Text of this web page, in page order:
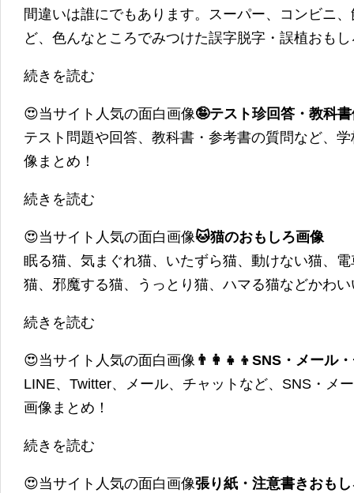
間違いは誰にでもあります。スーパー、コンビニ
ど、色んなところでみつけた誤字脱字・誤植おも
続きを読む
😍当サイト人気の面白画像🤪テスト珍回答・教科
テスト問題や回答、教科書・参考書の質問など、
像まとめ！
続きを読む
😍当サイト人気の面白画像🐱猫のおもしろ画像
眠る猫、気まぐれ猫、いたずら猫、動けない猫、
猫、邪魔する猫、うっとり猫、ハマる猫などかわ
続きを読む
😍当サイト人気の面白画像 👨‍👩‍👧‍👦SNS・メール
LINE、Twitter、メール、チャットなど、SNS・メ
画像まとめ！
続きを読む
😍当サイト人気の面白画像張り紙・注意書きおも